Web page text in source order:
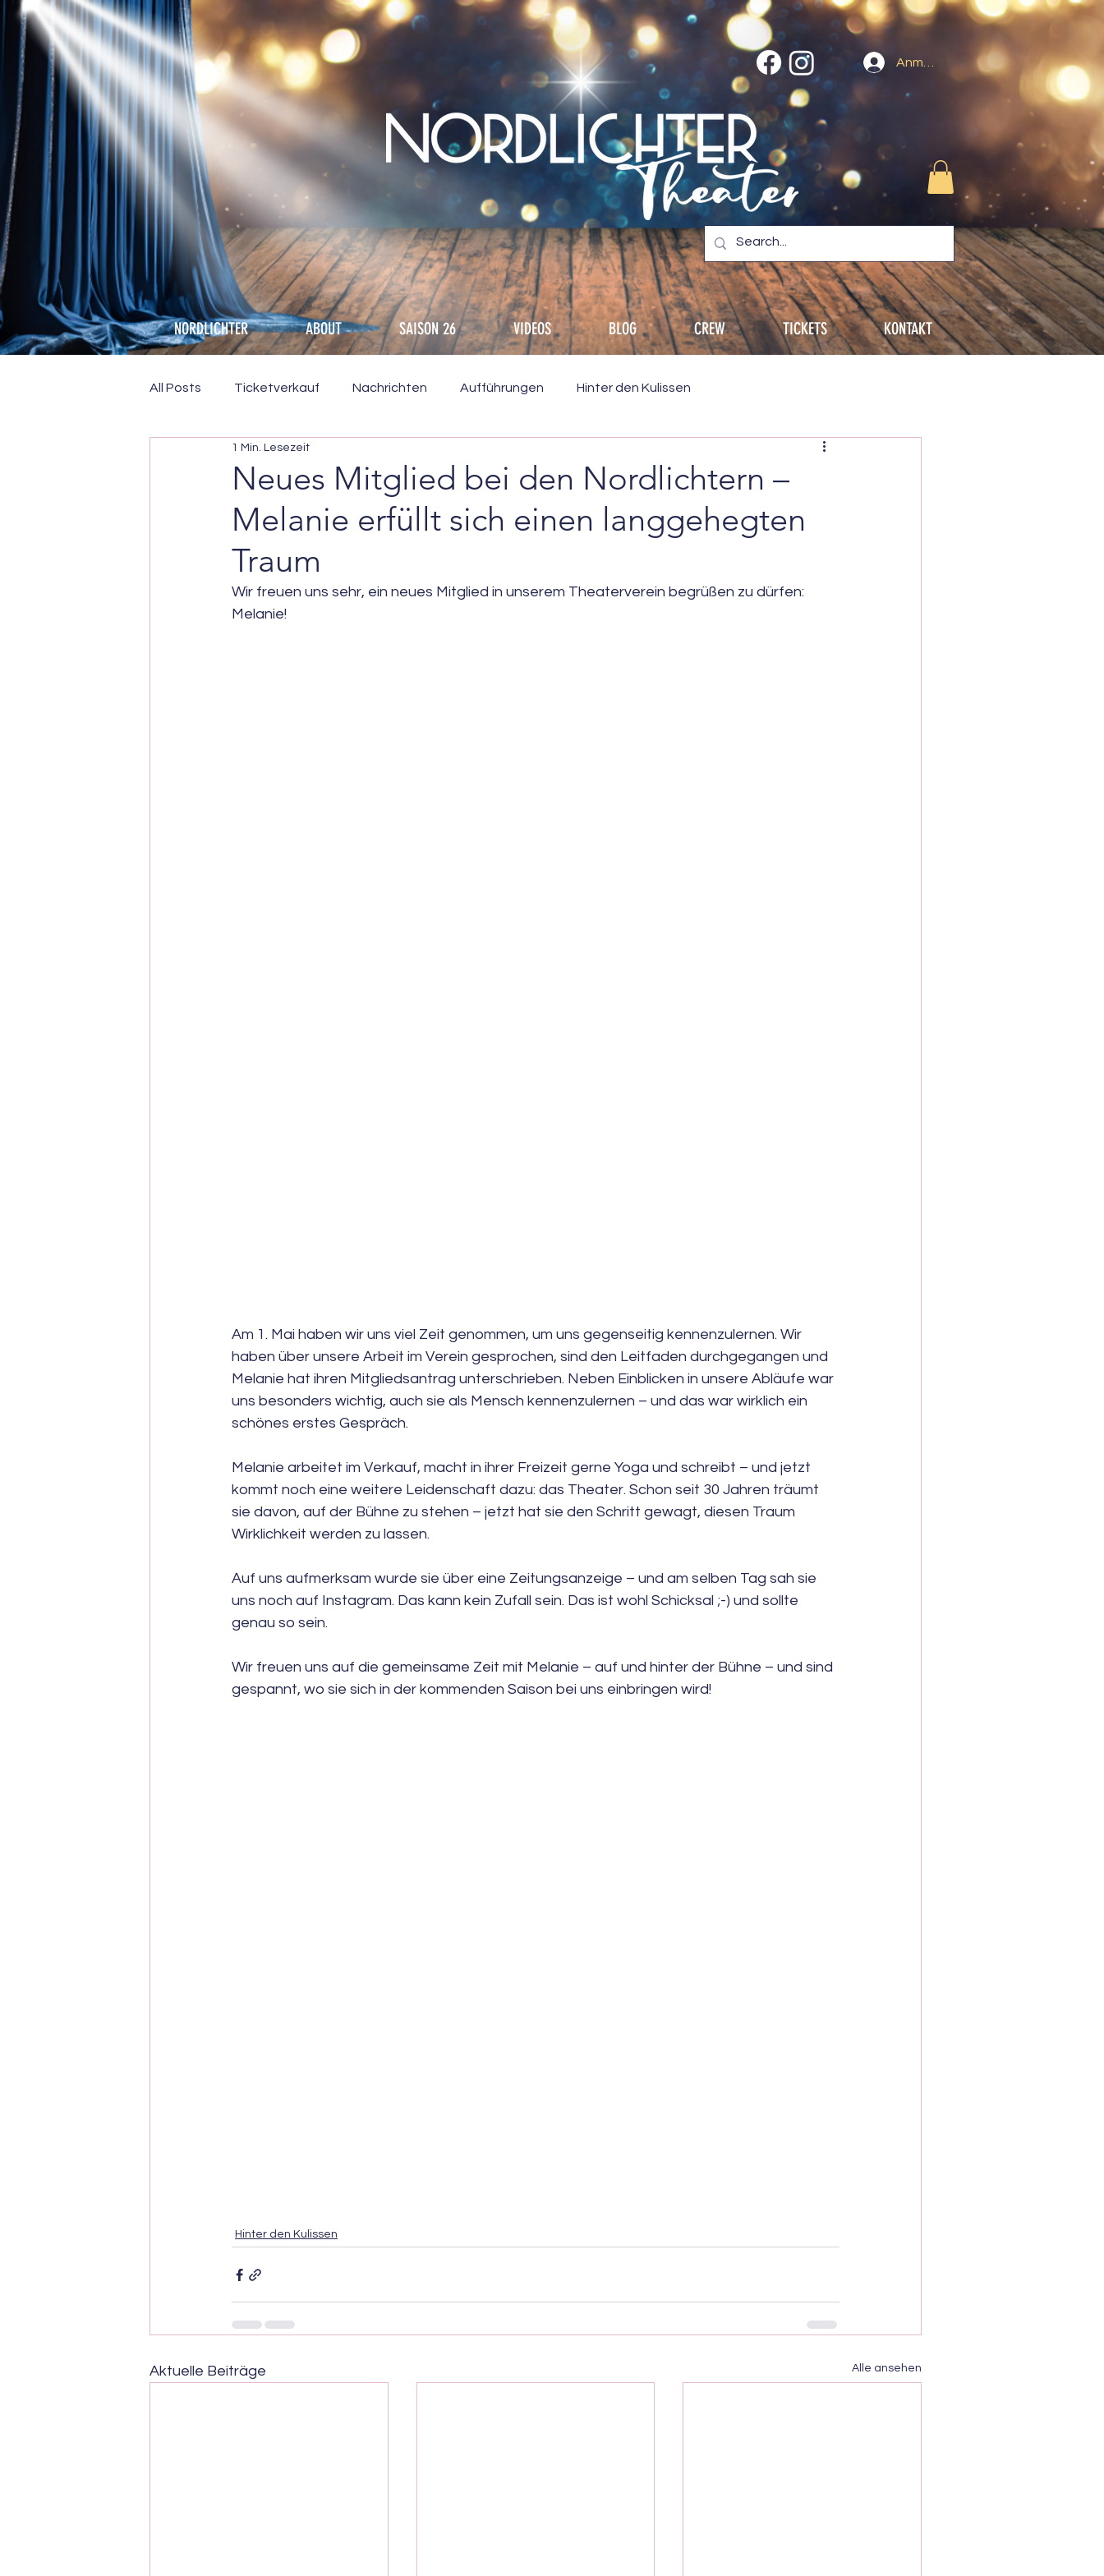
NORDLICHTER ABOUT SAISON 26 VIDEOS BLOG CREW TICKETS KONTAKT
Anmelden
All Posts Ticketverkauf Nachrichten Aufführungen Hinter den Kulissen
Neues Mitglied bei den Nordlichtern –
Melanie erfüllt sich einen langgehegten
Traum
1 Min. Lesezeit
Wir freuen uns sehr, ein neues Mitglied in unserem Theaterverein begrüßen zu dürfen:
Melanie!
Am 1. Mai haben wir uns viel Zeit genommen, um uns gegenseitig kennenzulernen. Wir
haben über unsere Arbeit im Verein gesprochen, sind den Leitfaden durchgegangen und
Melanie hat ihren Mitgliedsantrag unterschrieben. Neben Einblicken in unsere Abläufe war
uns besonders wichtig, auch sie als Mensch kennenzulernen – und das war wirklich ein
schönes erstes Gespräch.
Melanie arbeitet im Verkauf, macht in ihrer Freizeit gerne Yoga und schreibt – und jetzt
kommt noch eine weitere Leidenschaft dazu: das Theater. Schon seit 30 Jahren träumt
sie davon, auf der Bühne zu stehen – jetzt hat sie den Schritt gewagt, diesen Traum
Wirklichkeit werden zu lassen.
Auf uns aufmerksam wurde sie über eine Zeitungsanzeige – und am selben Tag sah sie
uns noch auf Instagram. Das kann kein Zufall sein. Das ist wohl Schicksal ;-) und sollte
genau so sein.
Wir freuen uns auf die gemeinsame Zeit mit Melanie – auf und hinter der Bühne – und sind
gespannt, wo sie sich in der kommenden Saison bei uns einbringen wird!
Hinter den Kulissen
Aktuelle Beiträge Alle ansehen